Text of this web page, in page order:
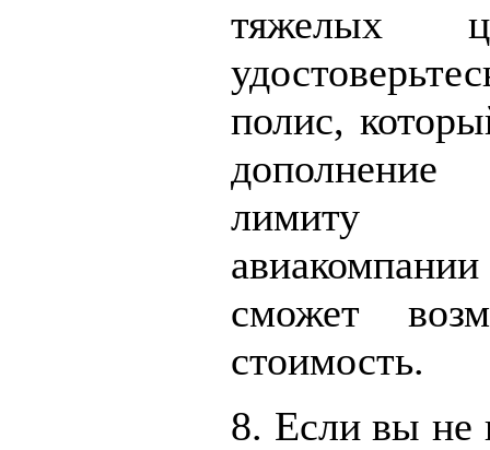
тяжелых
полис,
дополнение
лимиту
сможет
стоимость.
8. Если вы не